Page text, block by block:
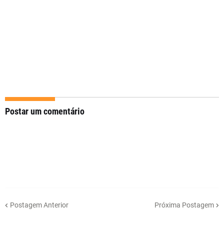
Postar um comentário
Postagem Anterior Próxima Postagem